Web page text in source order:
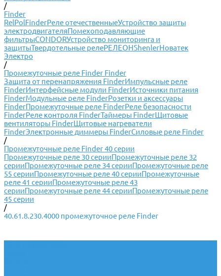
/
Finder
RelPolFinderРеле отечественныеУстройство защиты
электродвигателяПомехоподавляющие
фильтрыCONDORУстройство мониторинга и
защитыТвердотельные релеРЕЛЕОНShenlerНоватек
Электро
/
Промежуточные реле Finder Finder
Защита от перенапряжения FinderИмпульсные реле
FinderИнтерфейсные модули FinderИсточники питания
FinderМодульные реле FinderРозетки и аксессуары
FinderПромежуточные реле FinderРеле безопасности
FinderРеле контроля FinderТаймеры FinderЩитовые
вентиляторы FinderЩитовые нагреватели
FinderЭлектронные диммеры FinderСиловые реле Finder
/
Промежуточные реле Finder 40 серии
Промежуточные реле 30 серииПромежуточные реле 32
серииПромежуточные реле 34 серииПромежуточные реле
55 серииПромежуточные реле 40 серииПромежуточные
реле 41 серииПромежуточные реле 43
серииПромежуточные реле 44 серииПромежуточные реле
45 серии
/
40.61.8.230.4000 промежуточное реле Finder